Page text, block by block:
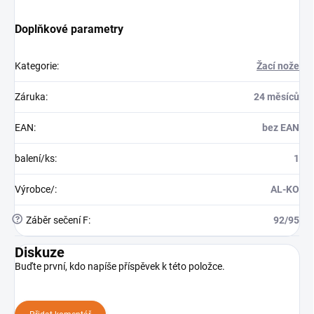
Doplňkové parametry
Kategorie: Žací nože
Záruka: 24 měsíců
EAN: bez EAN
balení/ks: 1
Výrobce/: AL-KO
? Záběr sečení F: 92/95
Diskuze
Buďte první, kdo napíše příspěvek k této položce.